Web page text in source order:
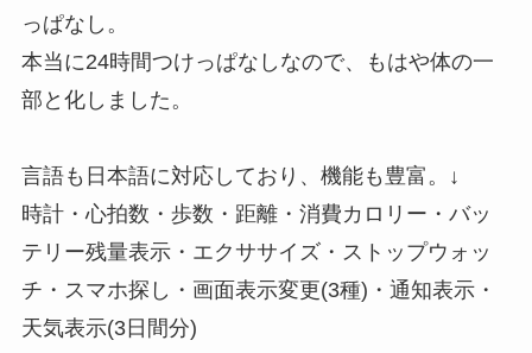
っぱなし。
本当に24時間つけっぱなしなので、もはや体の一
部と化しました。
言語も日本語に対応しており、機能も豊富。↓
時計・心拍数・歩数・距離・消費カロリー・バッ
テリー残量表示・エクササイズ・ストップウォッ
チ・スマホ探し・画面表示変更(3種)・通知表示・
天気表示(3日間分)